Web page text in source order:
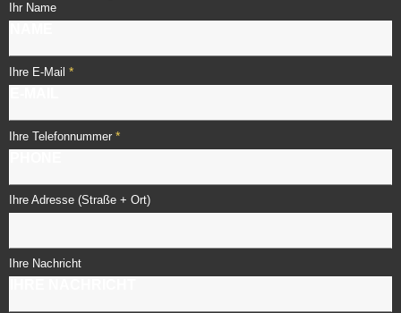
Ihr Name
Ihre E-Mail *
Ihre Telefonnummer *
Ihre Adresse (Straße + Ort)
Ihre Nachricht